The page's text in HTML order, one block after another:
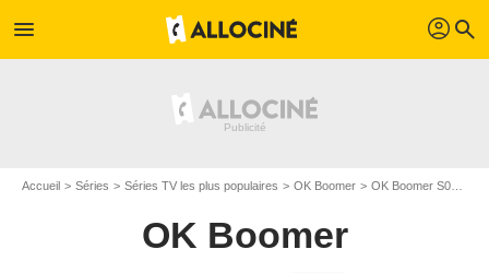
menu profil search
Accueil Séries Séries TV les plus populaires OK Boomer OK Boomer S01
OK Boomer